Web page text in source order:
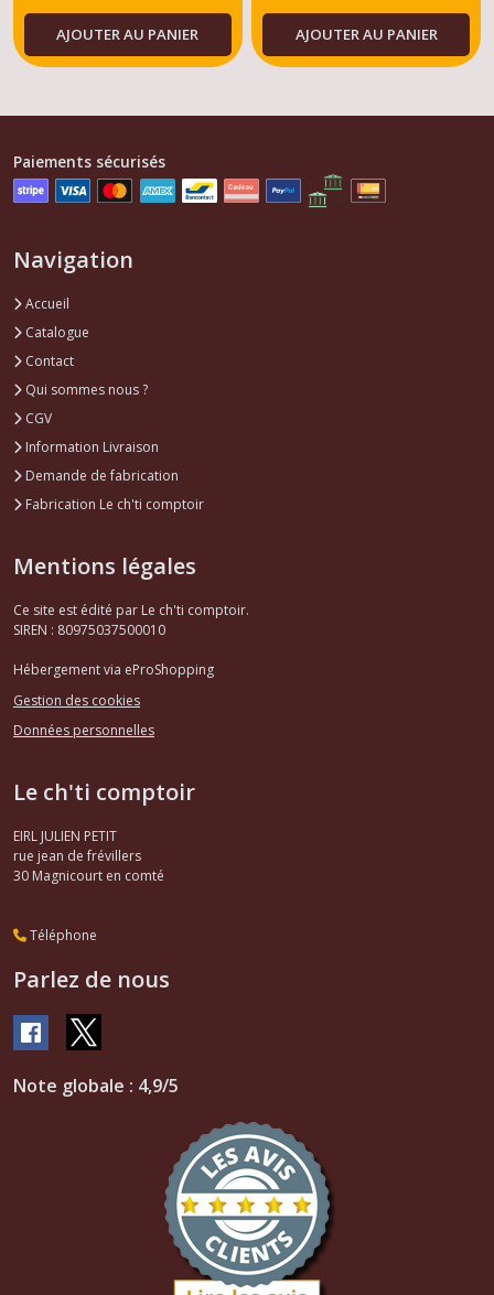
AJOUTER AU PANIER AJOUTER AU PANIER
Paiements sécurisés
Navigation
Accueil
Catalogue
Contact
Qui sommes nous ?
CGV
Information Livraison
Demande de fabrication
Fabrication Le ch'ti comptoir
Mentions légales
Ce site est édité par Le ch'ti comptoir.
SIREN : 80975037500010
Hébergement via eProShopping
Gestion des cookies
Données personnelles
Le ch'ti comptoir
EIRL JULIEN PETIT
rue jean de frévillers
30 Magnicourt en comté
Téléphone
Parlez de nous
Note globale : 4,9/5